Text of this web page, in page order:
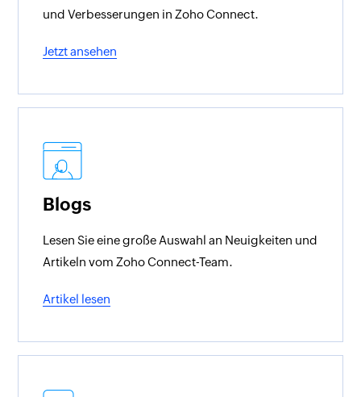
und Verbesserungen in Zoho Connect.
Jetzt ansehen
Blogs
Lesen Sie eine große Auswahl an Neuigkeiten und
Artikeln vom Zoho Connect-Team.
Artikel lesen